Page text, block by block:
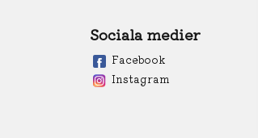
Sociala medier
Facebook
Instagram